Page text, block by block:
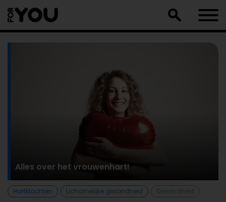
naar
artikel
Alles over het vrouwenhart!
Hartklachten Lichamelijke gezondheid Gezondheid